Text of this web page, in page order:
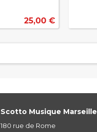
25,00 €
Scotto Musique Marseille
180 rue de Rome